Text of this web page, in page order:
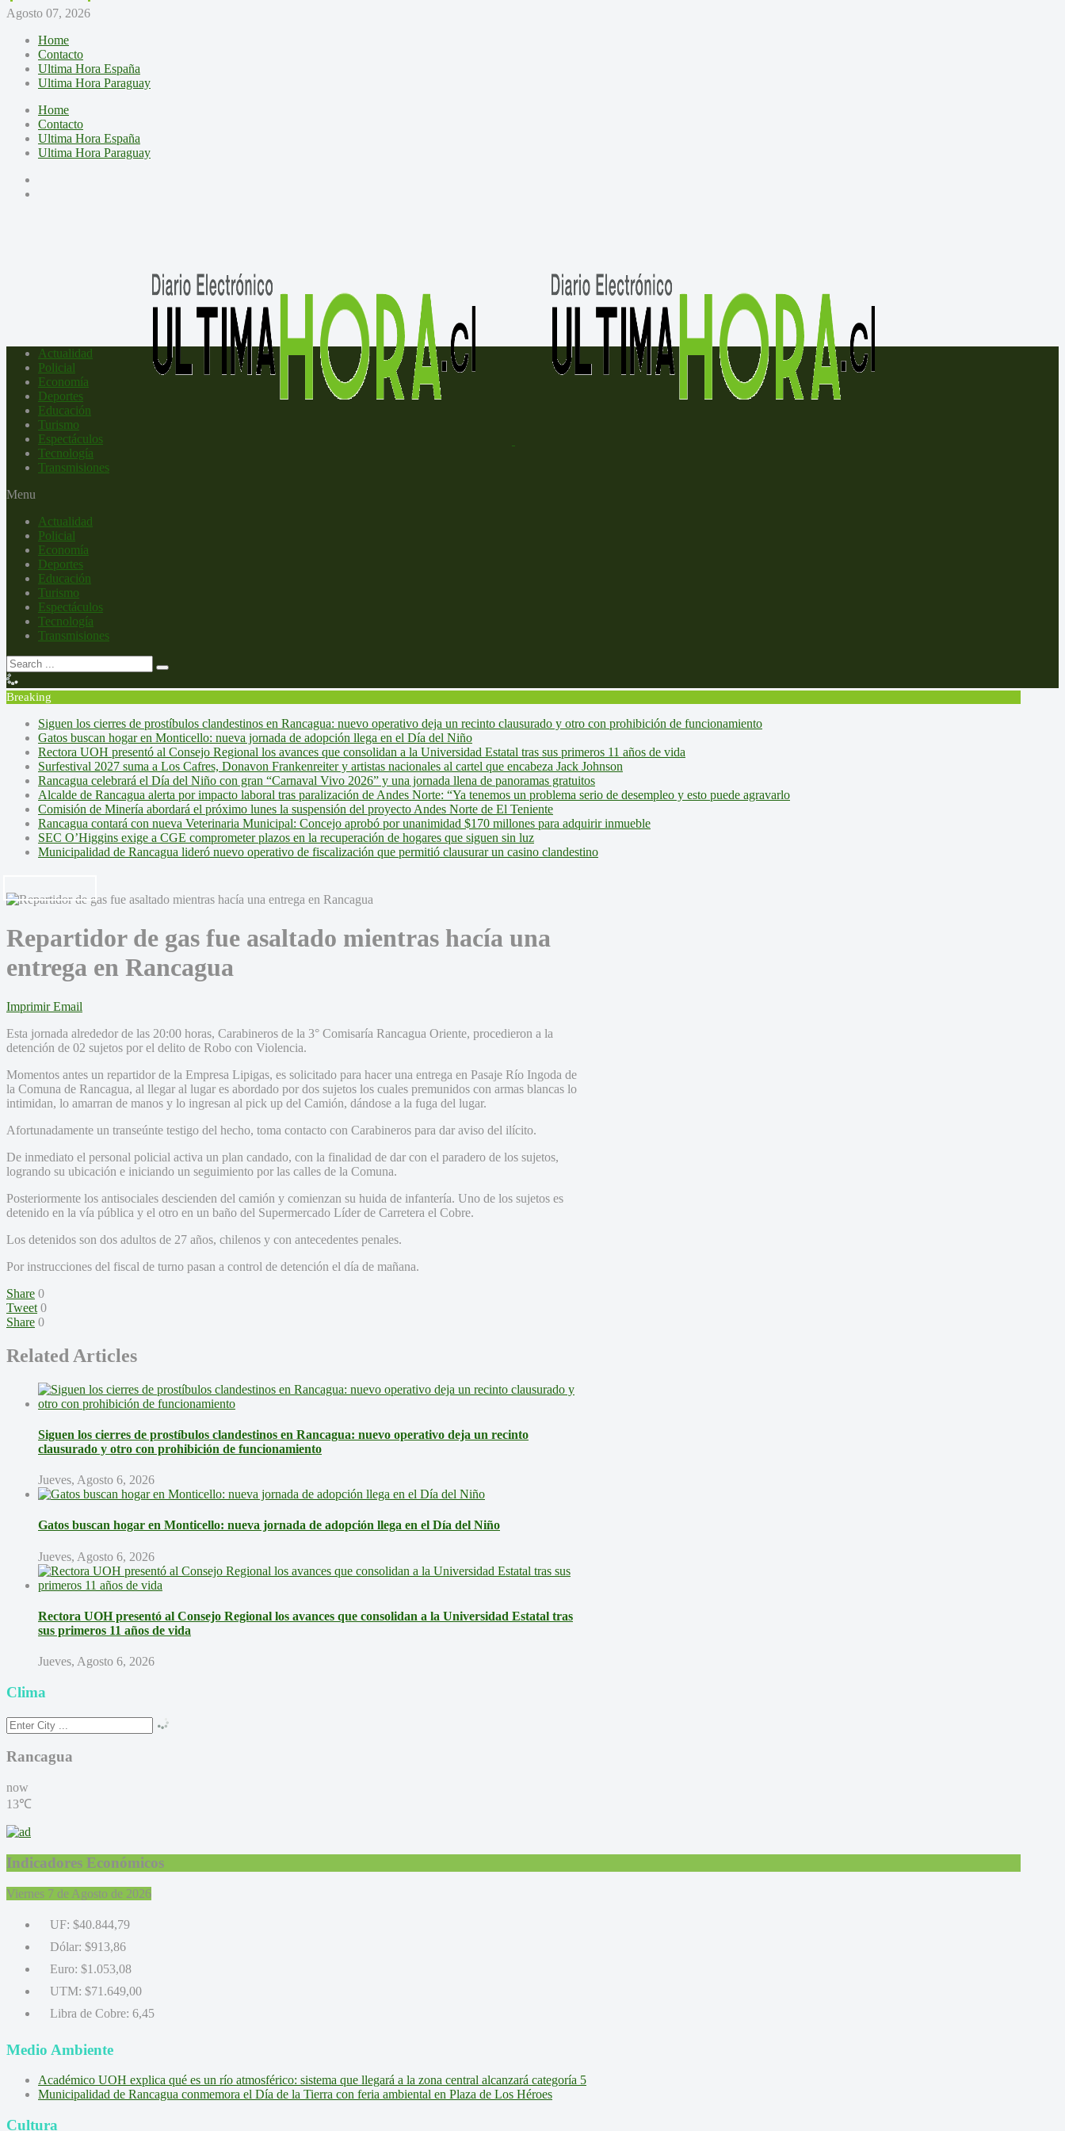
Agosto 07, 2026
Home
Contacto
Ultima Hora España
Ultima Hora Paraguay
Home
Contacto
Ultima Hora España
Ultima Hora Paraguay
Actualidad
Policial
Economía
Deportes
Educación
Turismo
Espectáculos
Tecnología
Transmisiones
Menu
Actualidad
Policial
Economía
Deportes
Educación
Turismo
Espectáculos
Tecnología
Transmisiones
Breaking
Siguen los cierres de prostíbulos clandestinos en Rancagua: nuevo operativo deja un recinto clausurado y otro con prohibición de funcionamiento
Gatos buscan hogar en Monticello: nueva jornada de adopción llega en el Día del Niño
Rectora UOH presentó al Consejo Regional los avances que consolidan a la Universidad Estatal tras sus primeros 11 años de vida
Surfestival 2027 suma a Los Cafres, Donavon Frankenreiter y artistas nacionales al cartel que encabeza Jack Johnson
Rancagua celebrará el Día del Niño con gran “Carnaval Vivo 2026” y una jornada llena de panoramas gratuitos
Alcalde de Rancagua alerta por impacto laboral tras paralización de Andes Norte: “Ya tenemos un problema serio de desempleo y esto puede agravarlo
Comisión de Minería abordará el próximo lunes la suspensión del proyecto Andes Norte de El Teniente
Rancagua contará con nueva Veterinaria Municipal: Concejo aprobó por unanimidad $170 millones para adquirir inmueble
SEC O’Higgins exige a CGE comprometer plazos en la recuperación de hogares que siguen sin luz
Municipalidad de Rancagua lideró nuevo operativo de fiscalización que permitió clausurar un casino clandestino
Repartidor de gas fue asaltado mientras hacía una
entrega en Rancagua
Imprimir Email
Esta jornada alrededor de las 20:00 horas, Carabineros de la 3° Comisaría Rancagua Oriente, procedieron a la
detención de 02 sujetos por el delito de Robo con Violencia.
Momentos antes un repartidor de la Empresa Lipigas, es solicitado para hacer una entrega en Pasaje Río Ingoda de
la Comuna de Rancagua, al llegar al lugar es abordado por dos sujetos los cuales premunidos con armas blancas lo
intimidan, lo amarran de manos y lo ingresan al pick up del Camión, dándose a la fuga del lugar.
Afortunadamente un transeúnte testigo del hecho, toma contacto con Carabineros para dar aviso del ilícito.
De inmediato el personal policial activa un plan candado, con la finalidad de dar con el paradero de los sujetos,
logrando su ubicación e iniciando un seguimiento por las calles de la Comuna.
Posteriormente los antisociales descienden del camión y comienzan su huida de infantería. Uno de los sujetos es
detenido en la vía pública y el otro en un baño del Supermercado Líder de Carretera el Cobre.
Los detenidos son dos adultos de 27 años, chilenos y con antecedentes penales.
Por instrucciones del fiscal de turno pasan a control de detención el día de mañana.
Share 0
Tweet 0
Share 0
Related Articles
Siguen los cierres de prostíbulos clandestinos en Rancagua: nuevo operativo deja un recinto
clausurado y otro con prohibición de funcionamiento
Jueves, Agosto 6, 2026
Gatos buscan hogar en Monticello: nueva jornada de adopción llega en el Día del Niño
Jueves, Agosto 6, 2026
Rectora UOH presentó al Consejo Regional los avances que consolidan a la Universidad Estatal tras
sus primeros 11 años de vida
Jueves, Agosto 6, 2026
Clima
Rancagua
now
13℃
Indicadores Económicos
Viernes 7 de Agosto de 2026
UF: $40.844,79
Dólar: $913,86
Euro: $1.053,08
UTM: $71.649,00
Libra de Cobre: 6,45
Medio Ambiente
Académico UOH explica qué es un río atmosférico: sistema que llegará a la zona central alcanzará categoría 5
Municipalidad de Rancagua conmemora el Día de la Tierra con feria ambiental en Plaza de Los Héroes
Cultura